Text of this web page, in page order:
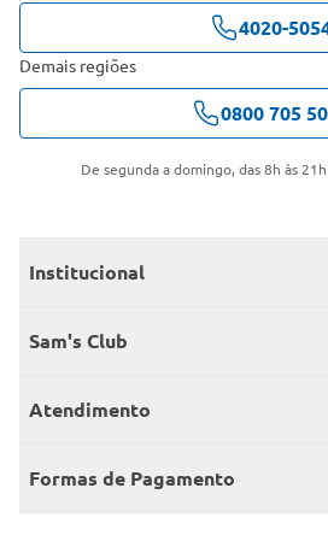
4020-
Demais regiões
0800 705
De segunda a domingo, das 8h às
Institucional
Quem somos
Encontre um Clube
Sam's Club
Seja sócio
Member’s Mark
Atendimento
Fale conosco
Atendimento em libras
Formas de Pagamento